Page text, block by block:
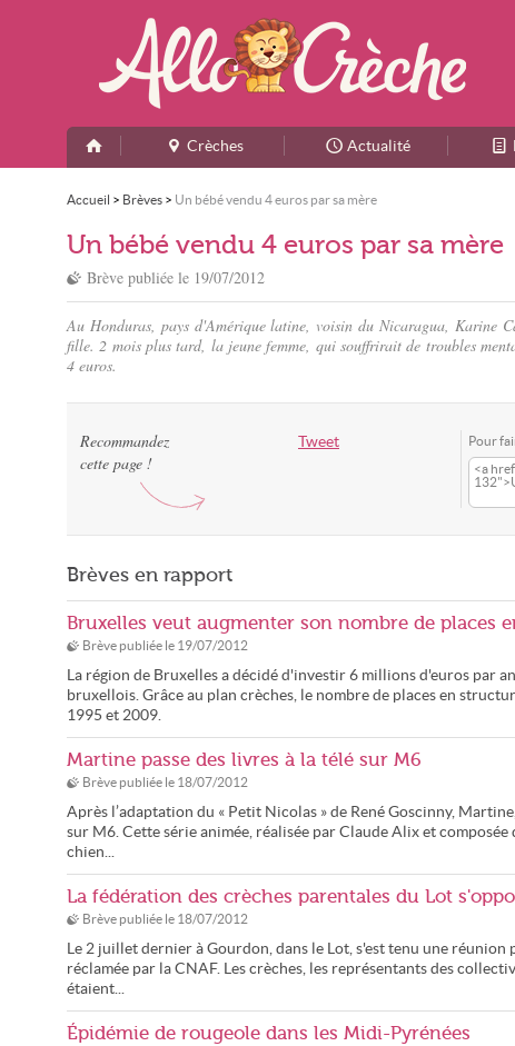
Crèches Actualité
Accueil > Brèves > Un bébé vendu 4 euros par sa mère
Un bébé vendu 4 euros par sa mère
Brève publiée le 19/07/2012
Au Honduras, pays d'Amérique latine, voisin du Nicaragua, Karine
fille. 2 mois plus tard, la jeune femme, qui souffrirait de troubles
4 euros.
Tweet
Recommandez
cette page !
Pour
<a
Brèves en rapport
Bruxelles veut augmenter son nombre de places
Brève publiée le 19/07/2012
La région de Bruxelles a décidé d'investir 6 millions d'euros par
bruxellois. Grâce au plan crèches, le nombre de places en
1995 et 2009.
Martine passe des livres à la télé sur M6
Brève publiée le 18/07/2012
Après l’adaptation du « Petit Nicolas » de René Goscinny,
sur M6. Cette série animée, réalisée par Claude Alix et
chien...
La fédération des crèches parentales du Lot
Brève publiée le 18/07/2012
Le 2 juillet dernier à Gourdon, dans le Lot, s'est tenu une
réclamée par la CNAF. Les crèches, les représentants des
étaient...
Épidémie de rougeole dans les Midi-Pyrénées